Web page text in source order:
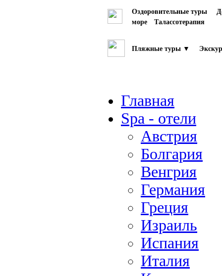
Оздоровительные туры
море
Талассотерапия
Пляжные туры ▼
Главная
Spa - отели
Австрия
Болгария
Венгрия
Германия
Греция
Израиль
Испания
Италия